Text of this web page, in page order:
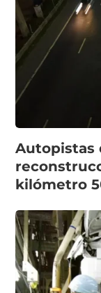
Autopistas
kilómetro